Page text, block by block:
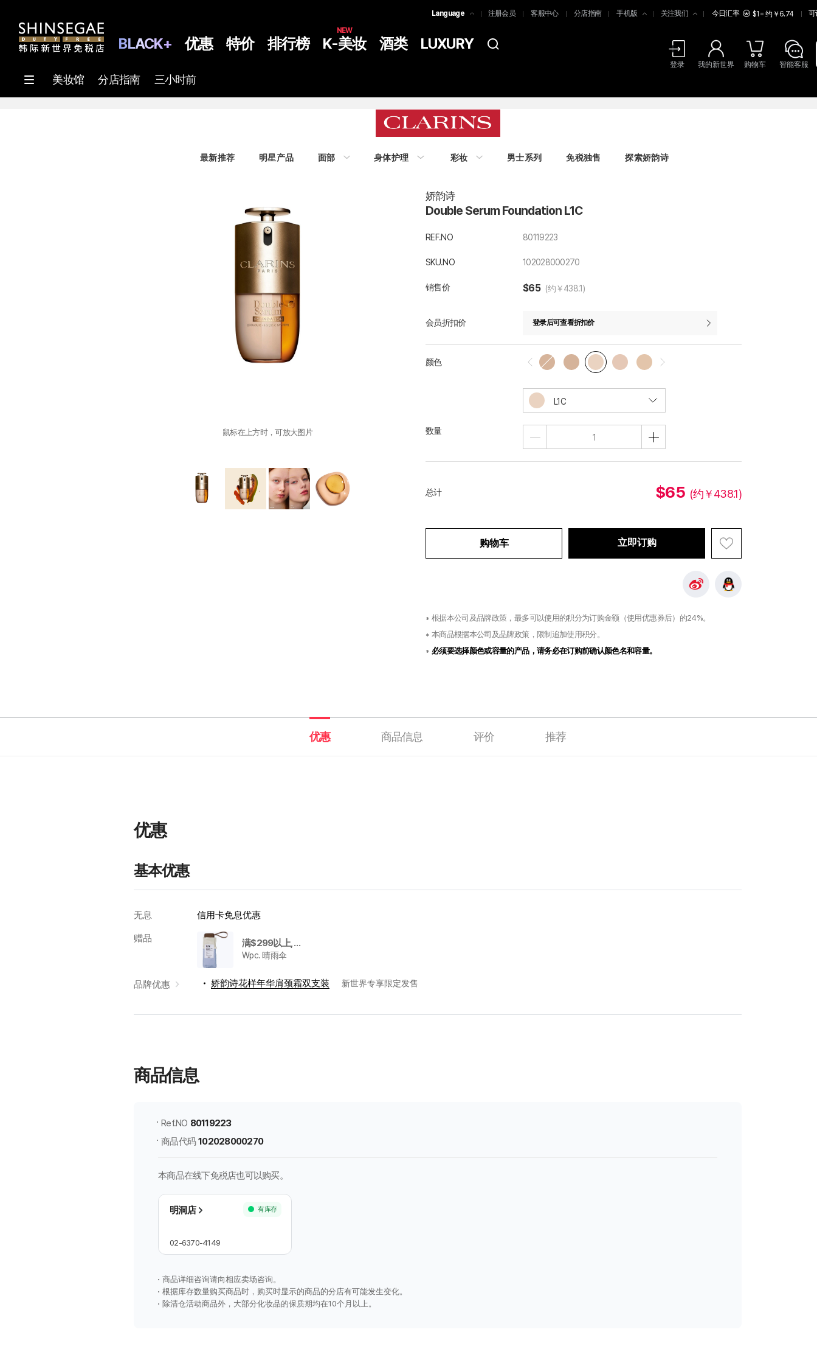
Language
简体中文
注册会员 客服中心 分店指南 手机版 关注我们 今日汇率 $1 = 约￥6.74 可
BLACK+ 优惠 特价 排行榜 K-美妆
NEW
酒类 LUXURY
登录 我的新世界 购物车 智能客服
美妆馆 分店指南 三小时前
最新推荐 明星产品 面部 身体护理 彩妆 男士系列 免税独售 探索娇韵诗
鼠标在上方时，可放大图片
总计 $65 (约￥438.1)
娇韵诗
Double Serum Foundation L1C
REF.NO 80119223
SKU.NO 102028000270
销售价 $65 (约￥438.1)
会员折扣价 登录后可查看折扣价
颜色
数量
1
购物车 立即订购
根据本公司及品牌政策，最多可以使用的积分为订购金额（使用优惠券后）的24%。
本商品根据本公司及品牌政策，限制追加使用积分。
必须要选择颜色或容量的产品，请务必在订购前确认颜色名和容量。
优惠 商品信息 评价 推荐
优
优惠
基本优惠
无息 信用卡免息优惠
赠品 满$299以上, 赠送Wpc晴雨伞
Wpc. 晴雨伞
品牌优惠 娇韵诗花样年华肩颈霜双支装 新世界专享限定发售
免
商品信息
Ref.NO 80119223
商品代码 102028000270
本商品在线下免税店也可以购买。
明洞店
02-6370-4149
有库存
商品详细咨询请向相应卖场咨询。
根据库存数量购买商品时，购买时显示的商品的分店有可能发生变化。
除清仓活动商品外，大部分化妆品的保质期均在10个月以上。